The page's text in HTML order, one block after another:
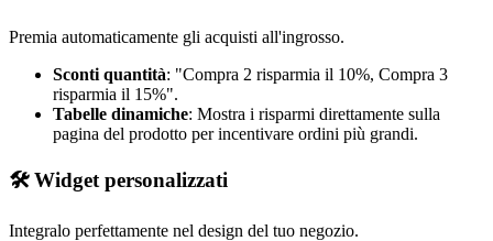
Premia automaticamente gli acquisti all'ingrosso.
Sconti quantità: "Compra 2 risparmia il 10%, Compra 3
risparmia il 15%".
Tabelle dinamiche: Mostra i risparmi direttamente sulla
pagina del prodotto per incentivare ordini più grandi.
🛠️ Widget personalizzati
Integralo perfettamente nel design del tuo negozio.